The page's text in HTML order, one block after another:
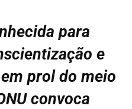
para
e
prol do meio
convoca